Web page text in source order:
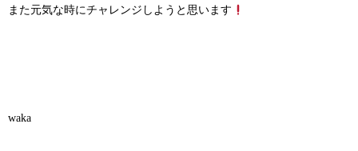
また元気な時にチャレンジしようと思います
waka